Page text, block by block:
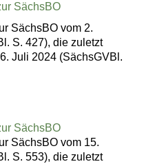
SächsBO
SächsBO vom 2.
S. 427), die zuletzt
Juli 2024 (SächsGVBl.
SächsBO
SächsBO vom 15.
S. 553), die zuletzt